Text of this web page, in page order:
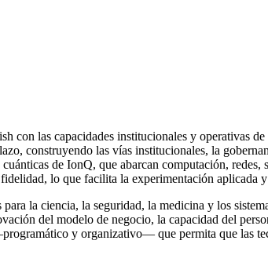
con las capacidades institucionales y operativas
construyendo las vías institucionales, la
de IonQ, que abarcan computación,
lo que facilita la experimentación aplicada
la ciencia, la seguridad, la medicina y los
del modelo de negocio, la capacidad del
y organizativo— que permita que las